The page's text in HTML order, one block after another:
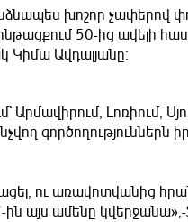
խոշոր չափերով
50-ից ավելի
Կիմա Ավդալյանը։
Լոռիում,
գործողություններն
ու առավոտվանից
այս ամենը կվերջանա»,-